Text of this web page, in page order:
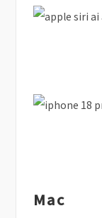
Mac